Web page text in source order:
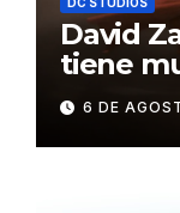
David
tiene
el6 DE